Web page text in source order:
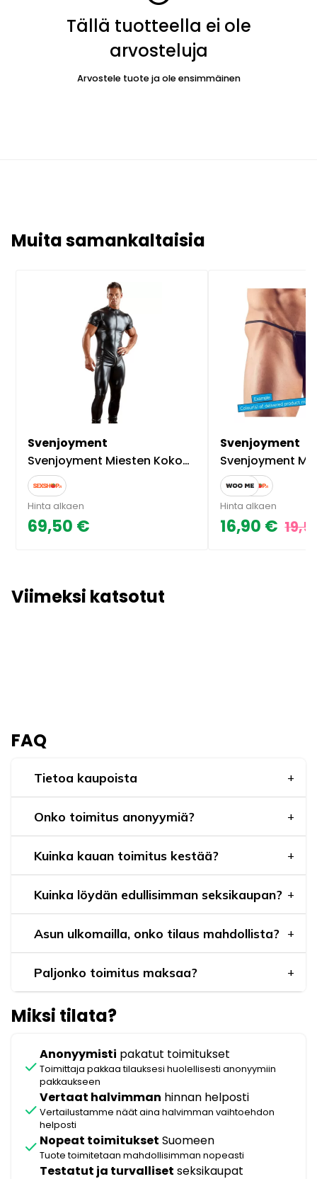
Tällä tuotteella ei ole
arvosteluja
Arvostele tuote ja ole ensimmäinen
Muita samankaltaisia
Svenjoyment
Svenjoyment Miesten Kokohaalari
Hinta alkaen
69,50 €
Svenjoyment
Svenjoyment Miesten
Hinta alkaen
16,90 €
Viimeksi katsotut
FAQ
Tietoa kaupoista
Onko toimitus anonyymiä?
Kuinka kauan toimitus kestää?
Kuinka löydän edullisimman seksikaupan?
Asun ulkomailla, onko tilaus mahdollista?
Paljonko toimitus maksaa?
Miksi tilata?
check
Anonyymisti pakatut toimitukset
Toimittaja pakkaa tilauksesi huolellisesti anonyymiin
pakkaukseen
check
Vertaat halvimman hinnan helposti
Vertailustamme näät aina halvimman vaihtoehdon
helposti
check Nopeat toimitukset Suomeen
Tuote toimitetaan mahdollisimman nopeasti
Testatut ja turvalliset seksikaupat